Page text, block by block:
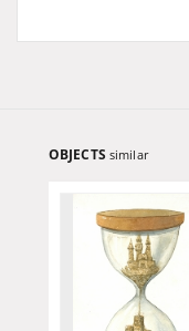
OBJECTS similar